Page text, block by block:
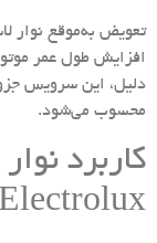
افزایش طول عمر
دلیل، این سرویس
محسوب می‌شود.
کاربرد
Electrolux